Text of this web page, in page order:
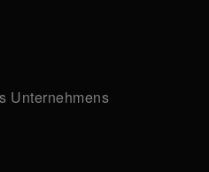
Unternehmens